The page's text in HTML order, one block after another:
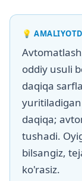
💡
oddiy usuli
daqiqa
daqiqa;
tushadi.
bilsangiz,
ko'rasiz.